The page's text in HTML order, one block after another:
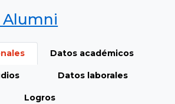
Alumni
Datos académicos
Datos laborales
Logros